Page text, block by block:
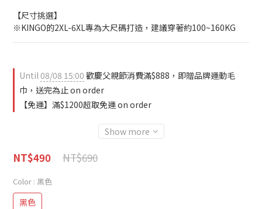
【尺寸挑選】
※KINGO的2XL-6XL專為大尺碼打造，建議穿著約100~160KG
Until08/08 15:00 歡慶父親節消費滿$888，即贈品牌運動毛
巾，送完為止 on order
【免運】滿$1200超取免運 on order
Show more
NT$690
NT$490
Color : 黑色
黑色